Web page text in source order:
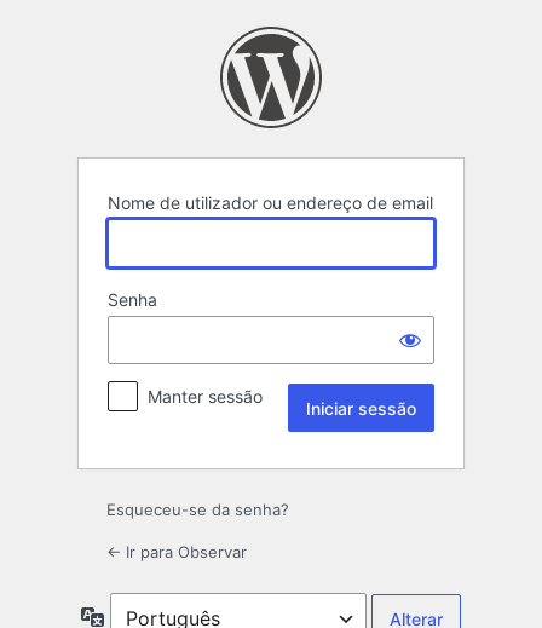
Nome de utilizador ou endereço de email
Senha
Manter sessão
Esqueceu-se da senha?
← Ir para Observar
Idioma